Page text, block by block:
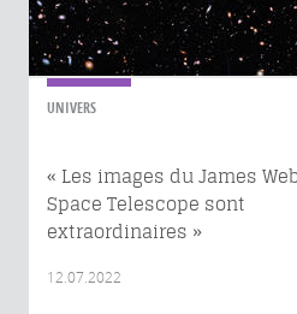
UNIVERS
« Les images du James
Space Telescope sont
extraordinaires »
12.07.2022